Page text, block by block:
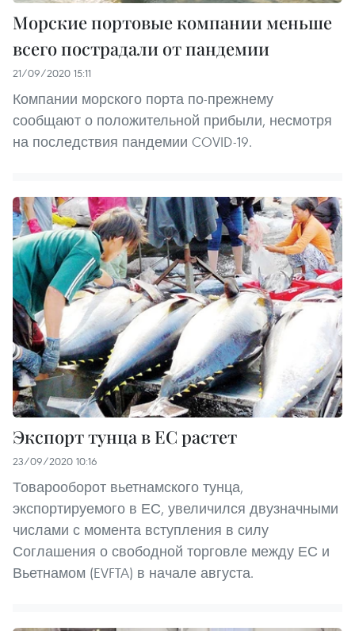
Морские портовые компании меньше
всего пострадали от пандемии
21/09/2020 15:11
Компании морского порта по-прежнему
сообщают о положительной прибыли, несмотря
на последствия пандемии COVID-19.
Экспорт тунца в ЕС растет
23/09/2020 10:16
Товарооборот вьетнамского тунца,
экспортируемого в ЕС, увеличился двузначными
числами с момента вступления в силу
Соглашения о свободной торговле между ЕС и
Вьетнамом (EVFTA) в начале августа.